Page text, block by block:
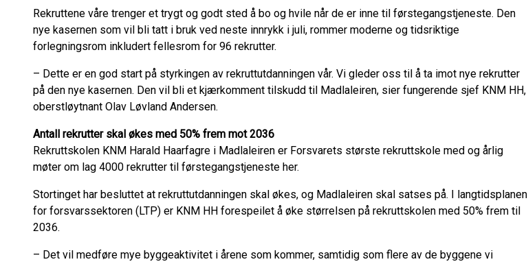
Rekruttene våre trenger et trygt og godt sted å bo og hvile når de er inne til førstegangstjeneste. Den
nye kasernen som vil bli tatt i bruk ved neste innrykk i juli, rommer moderne og tidsriktige
forlegningsrom inkludert fellesrom for 96 rekrutter.
– Dette er en god start på styrkingen av rekruttutdanningen vår. Vi gleder oss til å ta imot nye rekrutter
på den nye kasernen. Den vil bli et kjærkomment tilskudd til Madlaleiren, sier fungerende sjef KNM HH,
oberstløytnant Olav Løvland Andersen.
Antall rekrutter skal økes med 50% frem mot 2036
Rekruttskolen KNM Harald Haarfagre i Madlaleiren er Forsvarets største rekruttskole med og årlig
møter om lag 4000 rekrutter til førstegangstjeneste her.
Stortinget har besluttet at rekruttutdanningen skal økes, og Madlaleiren skal satses på. I langtidsplanen
for forsvarssektoren (LTP) er KNM HH forespeilet å øke størrelsen på rekruttskolen med 50% frem til
2036.
– Det vil medføre mye byggeaktivitet i årene som kommer, samtidig som flere av de byggene vi